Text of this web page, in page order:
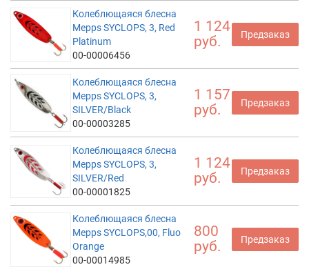
Колеблющаяся блесна
Mepps SYCLOPS, 3, Red
Platinum
00-00006456
1 124
руб.
Предзаказ
Колеблющаяся блесна
Mepps SYCLOPS, 3,
SILVER/Black
00-00003285
1 157
руб.
Предзаказ
Колеблющаяся блесна
Mepps SYCLOPS, 3,
SILVER/Red
00-00001825
1 124
руб.
Предзаказ
Колеблющаяся блесна
Mepps SYCLOPS,00, Fluo
Orange
00-00014985
800
руб.
Предзаказ